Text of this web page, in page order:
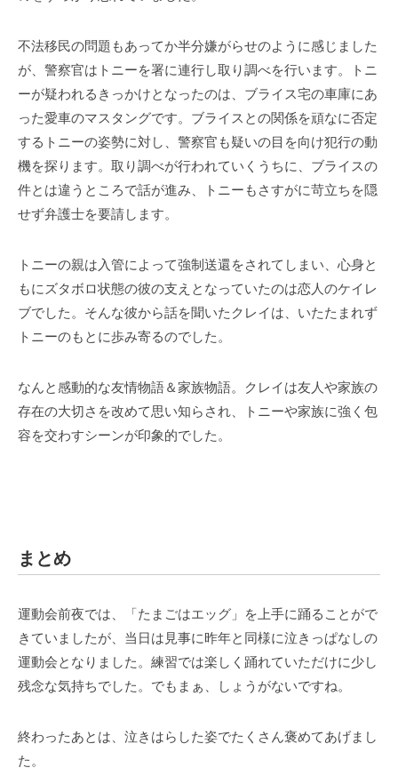
不法移民の問題もあってか半分嫌がらせのように感じました
が、警察官はトニーを署に連行し取り調べを行います。トニ
ーが疑われるきっかけとなったのは、ブライス宅の車庫にあ
った愛車のマスタングです。ブライスとの関係を頑なに否定
するトニーの姿勢に対し、警察官も疑いの目を向け犯行の動
機を探ります。取り調べが行われていくうちに、ブライスの
件とは違うところで話が進み、トニーもさすがに苛立ちを隠
せず弁護士を要請します。
トニーの親は入管によって強制送還をされてしまい、心身と
もにズタボロ状態の彼の支えとなっていたのは恋人のケイレ
ブでした。そんな彼から話を聞いたクレイは、いたたまれず
トニーのもとに歩み寄るのでした。
なんと感動的な友情物語＆家族物語。クレイは友人や家族の
存在の大切さを改めて思い知らされ、トニーや家族に強く包
容を交わすシーンが印象的でした。
まとめ
運動会前夜では、「たまごはエッグ」を上手に踊ることがで
きていましたが、当日は見事に昨年と同様に泣きっぱなしの
運動会となりました。練習では楽しく踊れていただけに少し
残念な気持ちでした。でもまぁ、しょうがないですね。
終わったあとは、泣きはらした姿でたくさん褒めてあげまし
た。